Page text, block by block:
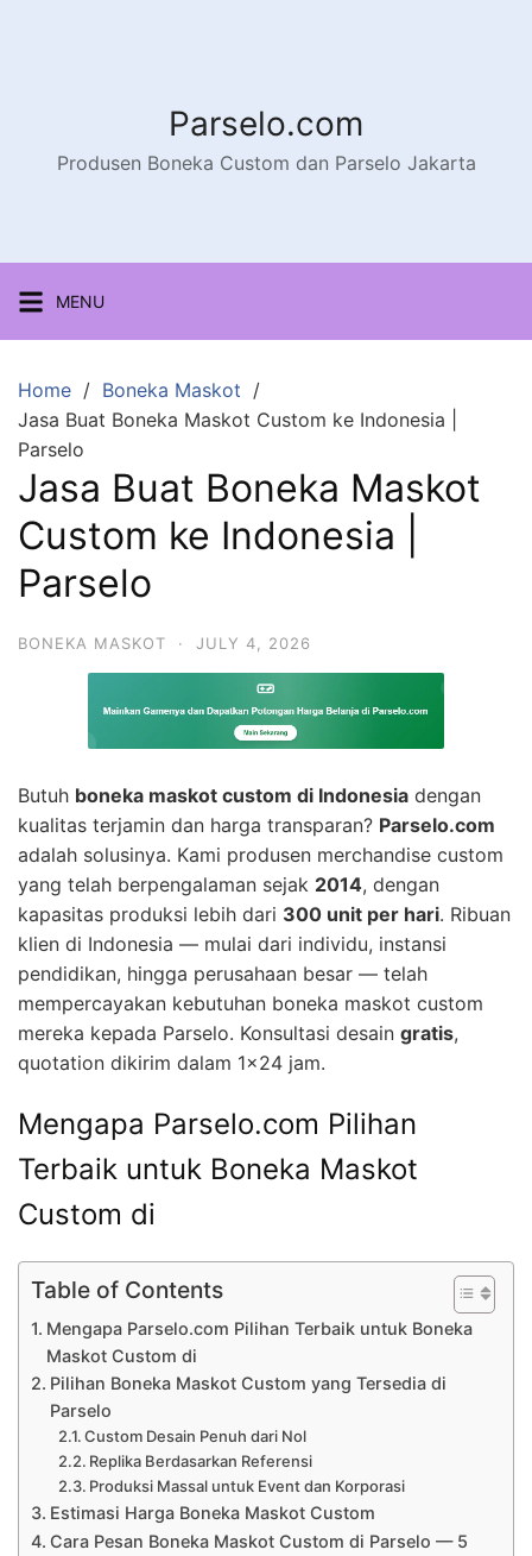
Parselo.com
Produsen Boneka Custom dan Parselo Jakarta
MENU
Home
Boneka Maskot
Jasa Buat Boneka Maskot Custom ke Indonesia |
Parselo
Jasa Buat Boneka Maskot
Custom ke Indonesia |
Parselo
BONEKA MASKOT · JULY 4, 2026
Butuh boneka maskot custom di Indonesia dengan
kualitas terjamin dan harga transparan? Parselo.com
adalah solusinya. Kami produsen merchandise custom
yang telah berpengalaman sejak 2014, dengan
kapasitas produksi lebih dari 300 unit per hari. Ribuan
klien di Indonesia — mulai dari individu, instansi
pendidikan, hingga perusahaan besar — telah
mempercayakan kebutuhan boneka maskot custom
mereka kepada Parselo. Konsultasi desain gratis,
quotation dikirim dalam 1×24 jam.
Mengapa Parselo.com Pilihan
Terbaik untuk Boneka Maskot
Custom di
Table of Contents
Mengapa Parselo.com Pilihan Terbaik untuk Boneka
Maskot Custom di
Pilihan Boneka Maskot Custom yang Tersedia di
Parselo
Custom Desain Penuh dari Nol
Replika Berdasarkan Referensi
Produksi Massal untuk Event dan Korporasi
Estimasi Harga Boneka Maskot Custom
Cara Pesan Boneka Maskot Custom di Parselo — 5